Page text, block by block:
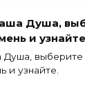
Душа,
и узнайте
Душа, выберите
и узнайте.